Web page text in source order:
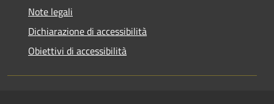
Note legali
Dichiarazione di accessibilità
Obiettivi di accessibilità